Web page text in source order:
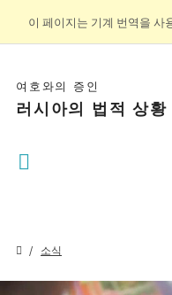
이 페이지는 기계 번역을 사
여호와의 증인
러시아의 법적 상황
소식